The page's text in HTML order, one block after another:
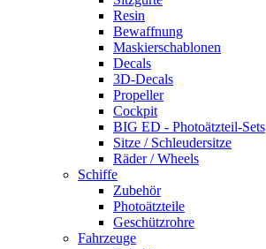
Resin
Bewaffnung
Maskierschablonen
Decals
3D-Decals
Propeller
Cockpit
BIG ED - Photoätzteil-Sets
Sitze / Schleudersitze
Räder / Wheels
Schiffe
Zubehör
Photoätzteile
Geschützrohre
Fahrzeuge